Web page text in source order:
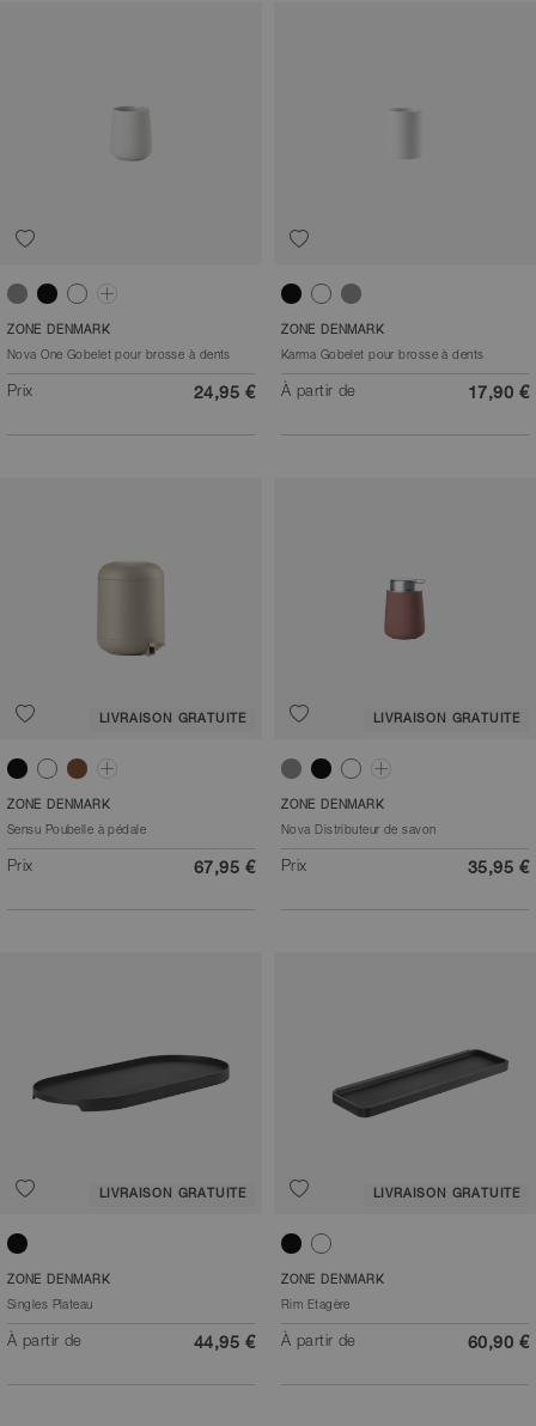
Gris clair
NoirBlancVert matcha
ZONE DENMARK
Nova One Gobelet pour brosse à dents
Prix 24,95 €
NoirBlancGris
ZONE DENMARK
Karma Gobelet pour brosse à dents
À partir de 17,90 €
LIVRAISON GRATUITE
NoirBlancTaupeSable
ZONE DENMARK
Sensu Poubelle à pédale
Prix 67,95 €
LIVRAISON GRATUITE
Gris clair
NoirBlancVert olive
ZONE DENMARK
Nova Distributeur de savon
Prix 35,95 €
LIVRAISON GRATUITE
Noir
ZONE DENMARK
Singles Plateau
À partir de 44,95 €
LIVRAISON GRATUITE
NoirBlanc
ZONE DENMARK
Rim Etagère
À partir de 60,90 €